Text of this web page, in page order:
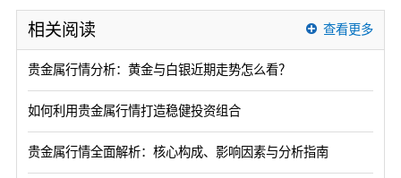
相关阅读 查看更多
贵金属行情分析：黄金与白银近期走势怎么看？
如何利用贵金属行情打造稳健投资组合
贵金属行情全面解析：核心构成、影响因素与分析指南